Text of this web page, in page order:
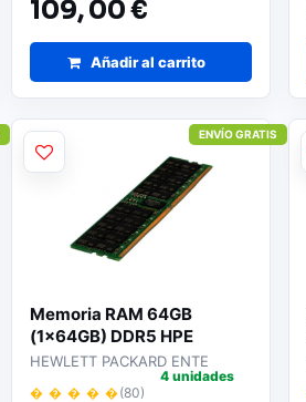
109,00 €
Añadir al carrito
Memoria RAM 64GB
(1x64GB) DDR5 HPE
P50312-B21 para
HEWLETT PACKARD ENTE
� � � � �(80)
4 unidades
ENVÍO GRATIS